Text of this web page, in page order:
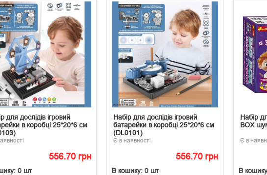
для дослідів ігровий
в коробці 25*20*6 см
556.70 грн
0 шт
Набір для дослідів ігровий
батарейки в коробці 25*20*6 см
(DL0101)
Є в наявності
556.70 грн
В кошику: 0 шт
Набір
BOX
Є в
В